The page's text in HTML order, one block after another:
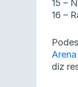
15 –
16 –
Arena
diz